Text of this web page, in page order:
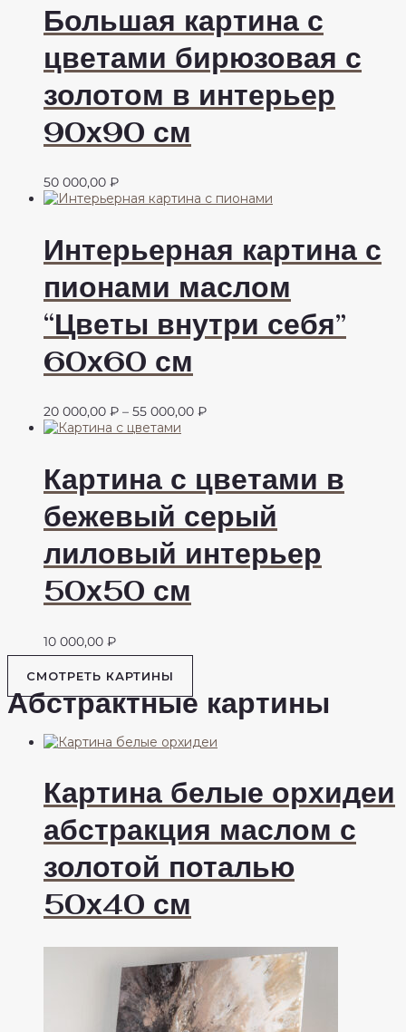
Большая картина с
цветами бирюзовая с
золотом в интерьер
90х90 см
50 000,00 ₽
Интерьерная картина с
пионами маслом
“Цветы внутри себя”
60х60 см
20 000,00 ₽ – 55 000,00 ₽Диапазон
–
55
000,00 ₽
Картина с цветами в
бежевый серый
лиловый интерьер
50х50 см
10 000,00 ₽
СМОТРЕТЬ КАРТИНЫ
Абстрактные картины
Картина белые орхидеи
абстракция маслом с
золотой поталью
50х40 см